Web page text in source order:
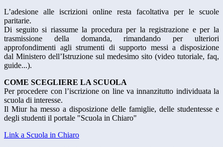
L’adesione alle iscrizioni online resta facoltativa per le scuole
paritarie.
Di seguito si riassume la procedura per la registrazione e per la
trasmissione della domanda, rimandando per ulteriori
approfondimenti agli strumenti di supporto messi a disposizione
dal Ministero dell’Istruzione sul medesimo sito (video tutoriale, faq,
guide...).
COME SCEGLIERE LA SCUOLA
Per procedere con l’iscrizione on line va innanzitutto individuata la
scuola di interesse.
Il Miur ha messo a disposizione delle famiglie, delle studentesse e
degli studenti il portale "Scuola in Chiaro"
Link a Scuola in Chiaro